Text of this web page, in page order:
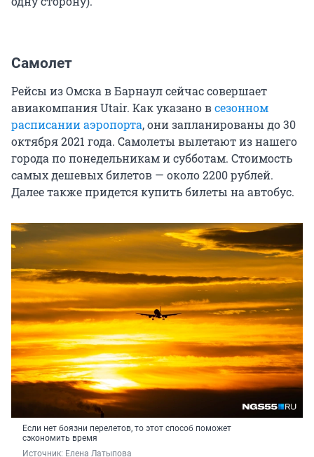
Самолет
Рейсы из Омска в Барнаул сейчас совершает
авиакомпания Utair. Как указано всезонном
расписании аэропорта, они запланированы до 30
октября 2021 года. Самолеты вылетают из нашего
города по понедельникам и субботам. Стоимость
самых дешевых билетов — около 2200 рублей.
Далее также придется купить билеты на автобус.
Если нет боязни перелетов, то этот способ поможет
сэкономить время
Источник: Елена Латыпова